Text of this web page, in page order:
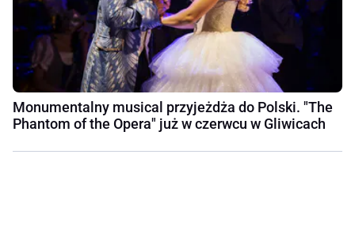
Monumentalny musical przyjeżdża do Polski. "The
Phantom of the Opera" już w czerwcu w Gliwicach